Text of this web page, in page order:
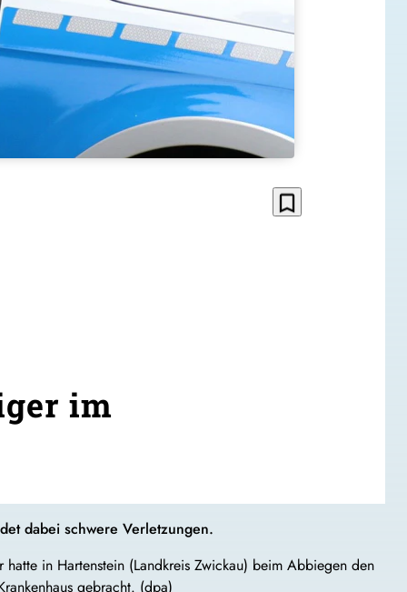
bookmark_border
im
dabei schwere Verletzungen.
in Hartenstein (Landkreis Zwickau) beim Abbiegen den
gebracht. (dpa)